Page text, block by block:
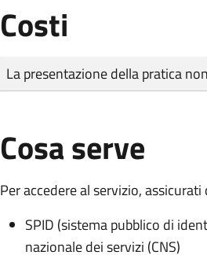
Costi
Tipo di pagamento
Importo
La presentazione della pratica
Cosa serve
Per accedere al servizio, assicurati
SPID (sistema pubblico di
nazionale dei servizi (CNS)